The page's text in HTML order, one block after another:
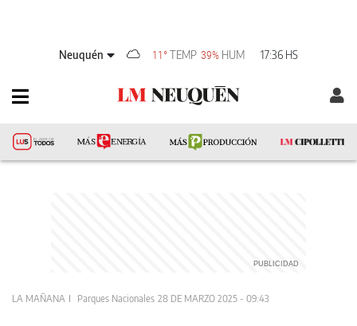
Neuquén 11° TEMP 39% HUM 17:36 HS
LA MAÑANA Parques Nacionales 28 DE MARZO 2025 - 09:43